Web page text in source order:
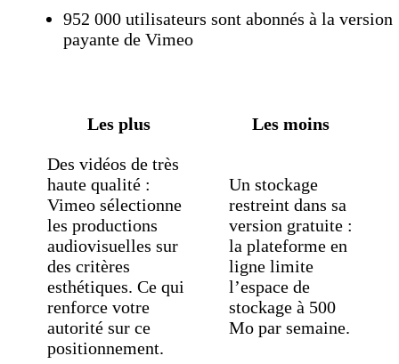
952 000 utilisateurs sont abonnés à la version
payante de Vimeo
Les plus Les moins
Des vidéos de très
haute qualité :
Vimeo sélectionne
les productions
audiovisuelles sur
des critères
esthétiques. Ce qui
renforce votre
autorité sur ce
positionnement.
Un stockage
restreint dans sa
version gratuite :
la plateforme en
ligne limite
l’espace de
stockage à 500
Mo par semaine.